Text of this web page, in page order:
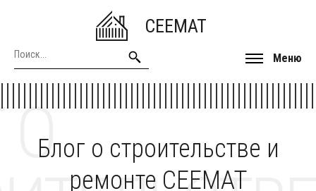
CEEMAT
Меню
Блог о строительстве и
ремонте CEEMAT
О